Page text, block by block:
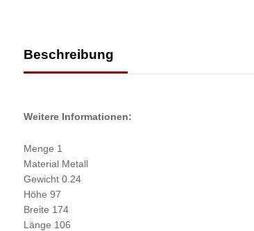
Beschreibung
Weitere Informationen:
Menge 1
Material Metall
Gewicht 0.24
Höhe 97
Breite 174
Länge 106